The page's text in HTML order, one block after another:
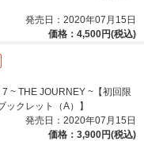
発売日：2020年07月15日
価格：4,500円(税込)
~ THE JOURNEY ~【初回限
クレット（A）】
発売日：2020年07月15日
価格：3,900円(税込)